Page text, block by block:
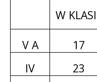
W
V A 17
IV
23